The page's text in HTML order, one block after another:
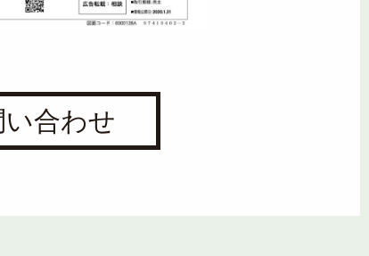
合わせ